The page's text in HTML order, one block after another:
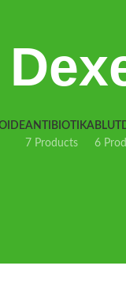
ANTIBIOTIKA
7 Products
6